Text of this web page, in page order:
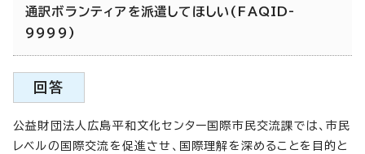
通訳ボランティアを派遣してほしい(FAQID-
9999)
回答
公益財団法人広島平和文化センター国際市民交流課では、市民
レベルの国際交流を促進させ、国際理解を深めることを目的と